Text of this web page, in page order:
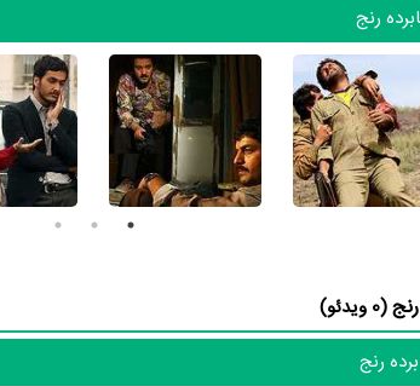
دهند؟
می‌توان بهعلی اوسیوند،صدرالدین حجازی مینا
رنج چقدر اطلاع دارید؟ فیلم‌نامه نابرده رنج توسطعلیرضا
رسانه‌ای اثر و یا توسط دیگر رسانه‌ها درباره داستان
رژیم بعثی عراق، به جبهه‌های جنگ می‌روند؛ اسد با
اما تمام سرمایه‌اش را از دست داده و طلبکارانش حکم
رنج
(0 ویدئو)
رنج